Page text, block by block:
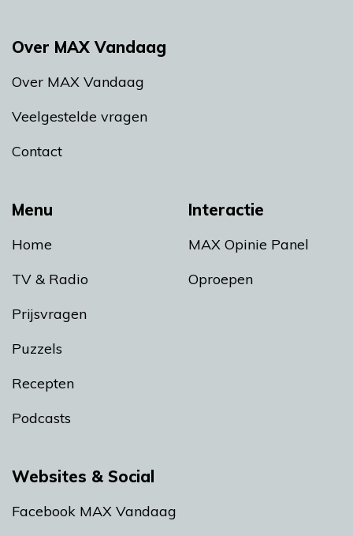
Menu
Home
TV & Radio
Prijsvragen
Puzzels
Recepten
Podcasts
Interactie
MAX Opinie Panel
Oproepen
Over MAX Vandaag
Over MAX Vandaag
Veelgestelde vragen
Contact
Websites & Social
Facebook MAX Vandaag